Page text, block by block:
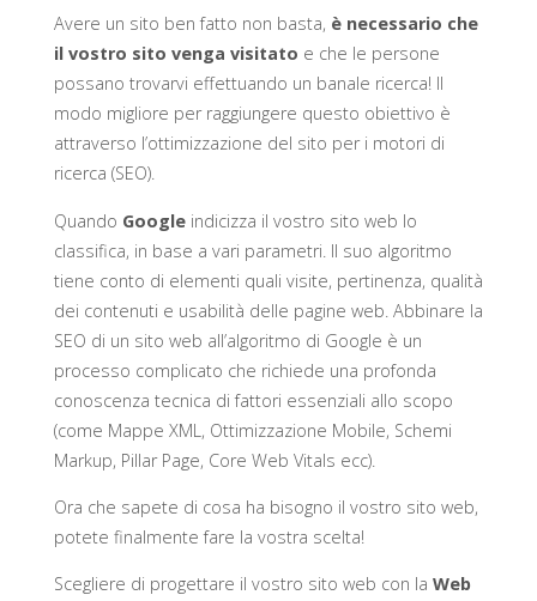
Avere un sito ben fatto non basta, è necessario che
il vostro sito venga visitato e che le persone
possano trovarvi effettuando un banale ricerca! Il
modo migliore per raggiungere questo obiettivo è
attraverso l’ottimizzazione del sito per i motori di
ricerca (SEO).
Quando Googleindicizza il vostro sito web lo
classifica, in base a vari parametri. Il suo algoritmo
tiene conto di elementi quali visite, pertinenza, qualità
dei contenuti e usabilità delle pagine web. Abbinare la
SEO di un sito web all’algoritmo di Google è un
processo complicato che richiede una profonda
conoscenza tecnica di fattori essenziali allo scopo
(come Mappe XML, Ottimizzazione Mobile, Schemi
Markup, Pillar Page, Core Web Vitals ecc).
Ora che sapete di cosa ha bisogno il vostro sito web,
potete finalmente fare la vostra scelta!
Scegliere di progettare il vostro sito web con la Web